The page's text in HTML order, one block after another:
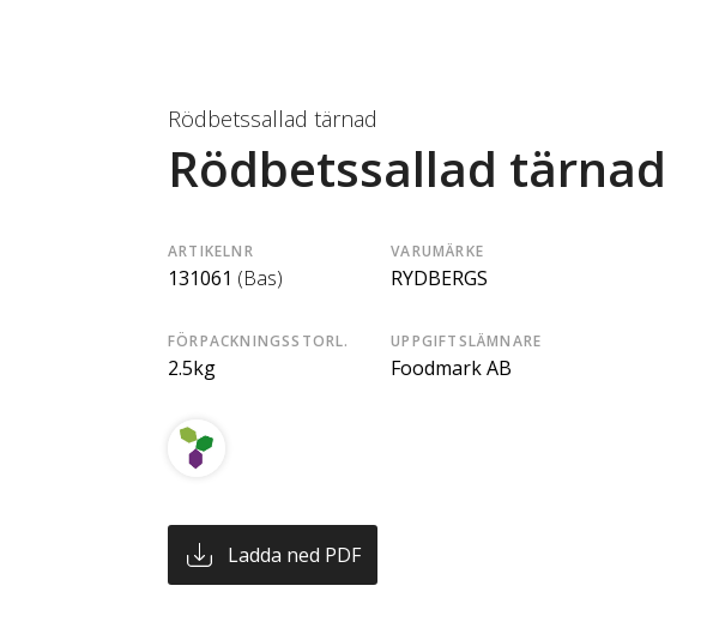
Rödbetssallad tärnad
Rödbetssallad tärnad
ARTIKELNR
131061 (Bas)
VARUMÄRKE
RYDBERGS
FÖRPACKNINGSSTORL.
2.5kg
UPPGIFTSLÄMNARE
Foodmark AB
Ladda ned PDF